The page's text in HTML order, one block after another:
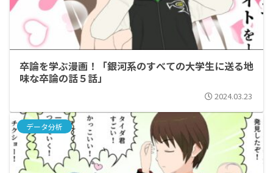
卒論を学ぶ漫画！「銀河系のすべての大学生に送る地
味な卒論の話５話」
2024.03.23
データ分析